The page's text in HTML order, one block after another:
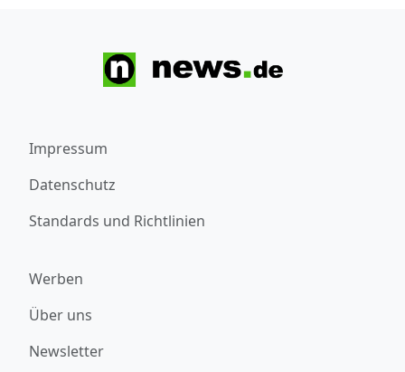
Impressum
Datenschutz
Standards und Richtlinien
Werben
Über uns
Newsletter